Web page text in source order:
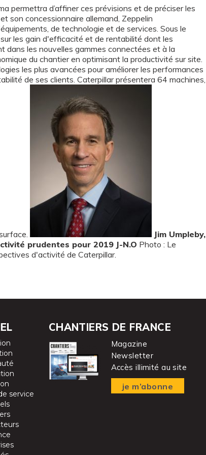
permettra d’affiner ces prévisions et de préciser les
son concessionnaire allemand, Zeppelin
de technologie et de services. Sous le
les gain d'efficacité et de rentabilité dont les
les nouvelles gammes connectées et à la
du chantier en optimisant la productivité sur site.
les plus avancées pour améliorer les performances
de ses clients. Caterpillar présentera 64 machines,
Jim Umpleby,
prudentes pour 2019 J-N.O Photo : Le
d'activité de Caterpillar.
service
CHANTIERS DE FRANCE
Magazine
Newsletter
Accès illimité au site
je m’abonne